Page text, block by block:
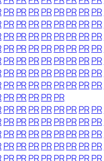
PR PRPRPRPRPRPRPR
PR PRPRPRPRPRPRPR
PR PRPRPRPRPRPRPR
PR PRPRPRPRPRPRPR
PR PRPRPRPRPRPRPR
PR PRPRPRPRPRPRPR
PR PRPRPRPRPRPRPR
PR PRPRPRPR
PR PRPRPRPRPRPRPR
PR PRPRPRPRPRPRPR
PR PRPRPRPRPRPRPR
PR PRPRPRPRPRPRPR
PR PRPRPRPRPRPRPR